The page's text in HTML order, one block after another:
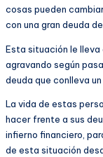
cosas pueden
con una gran deuda
Esta situación le lleva
agravando según
deuda que conlleva
La vida de estas
hacer frente a sus
infierno financiero,
de esta situación